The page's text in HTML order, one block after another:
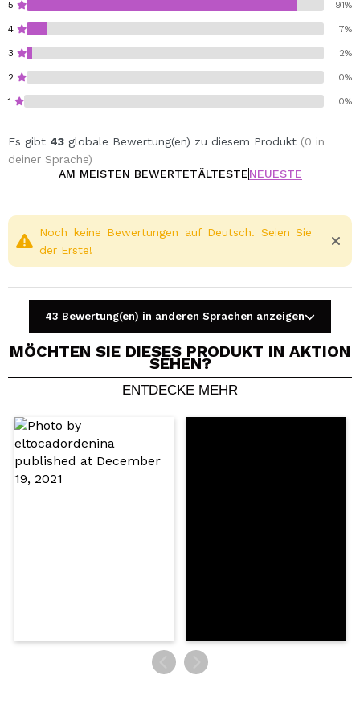
aufzunehmen.
Godet Durchmesser 26mm.
Cruelty free.
Vegan.
5 91%
4 7%
3 2%
2 0%
1 0%
Es gibt 43 globale Bewertung(en) zu diesem Produkt (0 in
deiner Sprache)
AM MEISTEN BEWERTETÄLTESTENEUESTE
Ein Video oder Foto teilen
Dein Video könnte das erste sein. Stell es dir vor...
Würden Sie diesen Kauf empfehlen?
Noch keine Bewertungen auf Deutsch. Seien Sie
der Erste!
43 Bewertung(en) in anderen Sprachen anzeigen
MÖCHTEN SIE DIESES PRODUKT IN AKTION
SEHEN?
ENTDECKE MEHR